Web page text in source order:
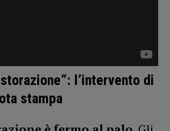
l’intervento di
stampa